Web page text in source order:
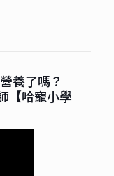
養了嗎？
【哈寵小學